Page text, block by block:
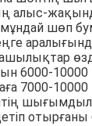
алыс-
шөп
6000-10000
7000-
отырғаны